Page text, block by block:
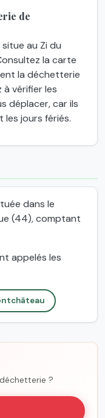
de
au Zi du
la carte
la déchetterie
vérifier les
déplacer, car ils
les jours fériés.
dans le
(44), comptant
appelés les
?